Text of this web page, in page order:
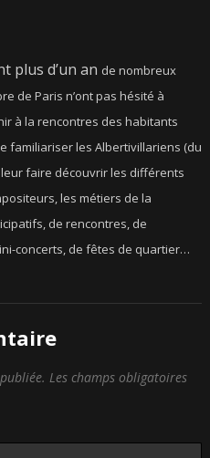
plus d’un an de nombreux
de Paris n’ont pas hésité à
à la rencontres des habitants
familiariser les Albertivillariens (du
faire découvrir les différents
les métiers de la
de rencontres, de
concerts, de fêtes de quartier…
Les champs obligatoires